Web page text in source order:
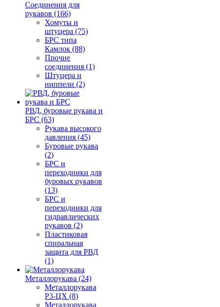
Соединения для
рукавов (166)
Хомуты и
штуцера (75)
БРС типа
Камлок (88)
Прочие
соединения (1)
Штуцера и
ниппели (2)
РВД, буровые рукава и
БРС (63)
Рукава высокого
давления (45)
Буровые рукава
(2)
БРС и
переходники для
буровых рукавов
(13)
БРС и
переходники для
гидравлических
рукавов (2)
Пластиковая
спиральная
защита для РВД
(1)
Металлорукава (24)
Металлорукава
Р3-ЦХ (8)
Металлорукава